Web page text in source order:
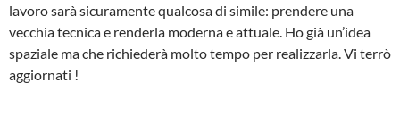
lavoro sarà sicuramente qualcosa di simile: prendere una
vecchia tecnica e renderla moderna e attuale. Ho già un’idea
spaziale ma che richiederà molto tempo per realizzarla. Vi terrò
aggiornati !